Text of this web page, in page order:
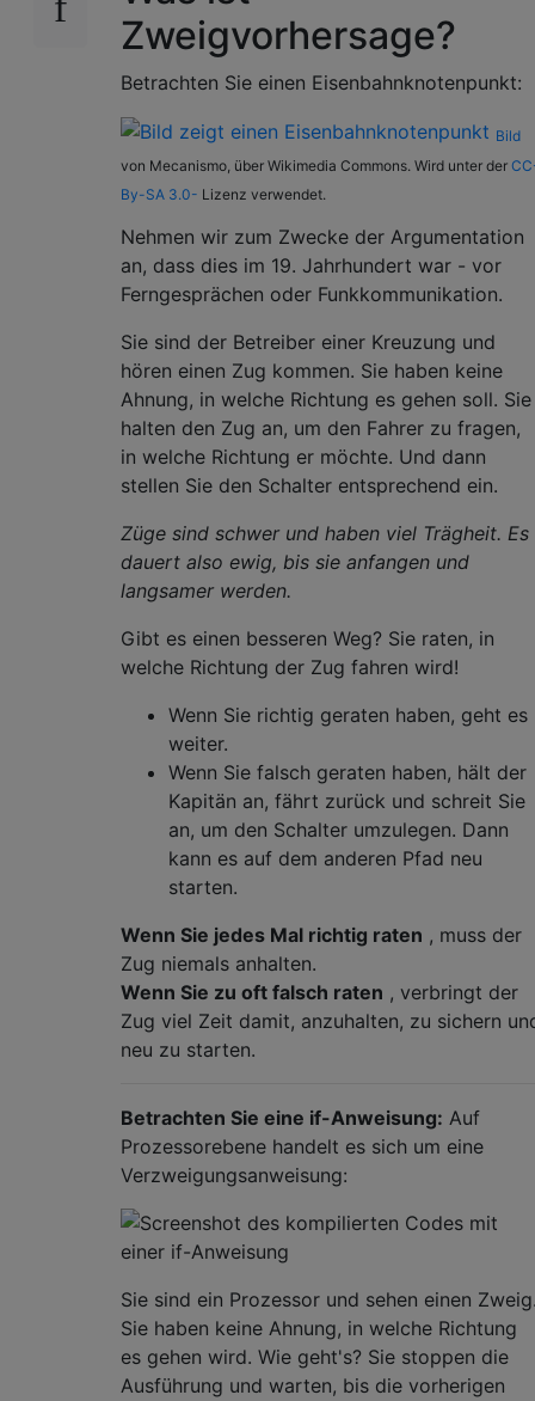
Zweigvorhersage?
Betrachten Sie einen Eisenbahnknotenpunkt:
Bild
von Mecanismo, über Wikimedia Commons. Wird unter der
By-SA 3.0- Lizenz verwendet.
Nehmen wir zum Zwecke der Argumentation
an, dass dies im 19. Jahrhundert war - vor
Ferngesprächen oder Funkkommunikation.
Sie sind der Betreiber einer Kreuzung und
hören einen Zug kommen. Sie haben keine
Ahnung, in welche Richtung es gehen soll. Sie
halten den Zug an, um den Fahrer zu fragen,
in welche Richtung er möchte. Und dann
stellen Sie den Schalter entsprechend ein.
Züge sind schwer und haben viel Trägheit. Es
dauert also ewig, bis sie anfangen und
langsamer werden.
Gibt es einen besseren Weg? Sie raten, in
welche Richtung der Zug fahren wird!
Wenn Sie richtig geraten haben, geht es
weiter.
Wenn Sie falsch geraten haben, hält der
Kapitän an, fährt zurück und schreit Sie
an, um den Schalter umzulegen. Dann
kann es auf dem anderen Pfad neu
starten.
Wenn Sie jedes Mal richtig raten , muss der
Zug niemals anhalten.
Wenn Sie zu oft falsch raten , verbringt der
Zug viel Zeit damit, anzuhalten, zu sichern
neu zu starten.
Betrachten Sie eine if-Anweisung: Auf
Prozessorebene handelt es sich um eine
Verzweigungsanweisung:
Sie sind ein Prozessor und sehen einen
Sie haben keine Ahnung, in welche Richtung
es gehen wird. Wie geht's? Sie stoppen die
Ausführung und warten, bis die vorherigen